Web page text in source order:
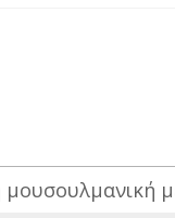
μουσουλμανική